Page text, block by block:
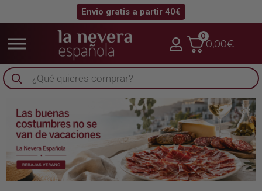
Envio gratis a partir 40€
0
0,00€
Búsqueda
de
productos